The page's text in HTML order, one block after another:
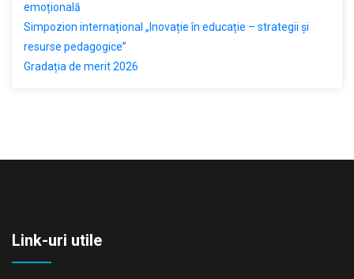
emoțională
Simpozion internațional „Inovație în educație – strategii și
resurse pedagogice”
Gradația de merit 2026
Link-uri utile